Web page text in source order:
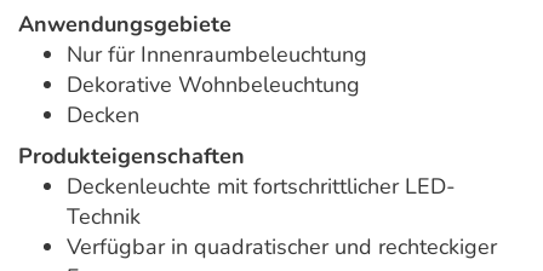
Anwendungsgebiete
Nur für Innenraumbeleuchtung
Dekorative Wohnbeleuchtung
Decken
Produkteigenschaften
Deckenleuchte mit fortschrittlicher LED-
Technik
Verfügbar in quadratischer und rechteckiger